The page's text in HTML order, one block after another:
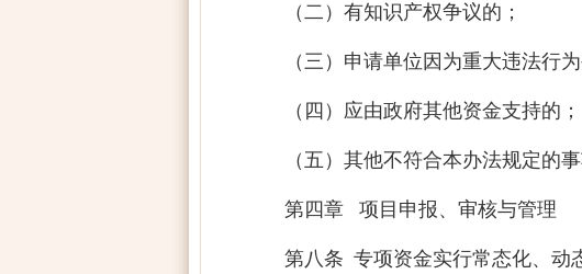
（二）有知识产权争议的；
（三）申请单位因为重大违法行
（四）应由政府其他资金支持的；
（五）其他不符合本办法规定的事
第四章 项目申报、审核与管理
第八条 专项资金实行常态化、动